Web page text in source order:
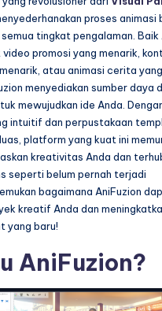
proses animasi
tingkat pengalaman. Baik
promosi yang menarik,
atau animasi cerita
menyediakan sumber daya
mewujudkan ide Anda.
intuitif dan perpustakaan
platform yang kuat ini
kreativitas Anda dan
seperti belum pernah terjadi
bagaimana AniFuzion
kreatif Anda dan
yang baru!
AniFuzion?